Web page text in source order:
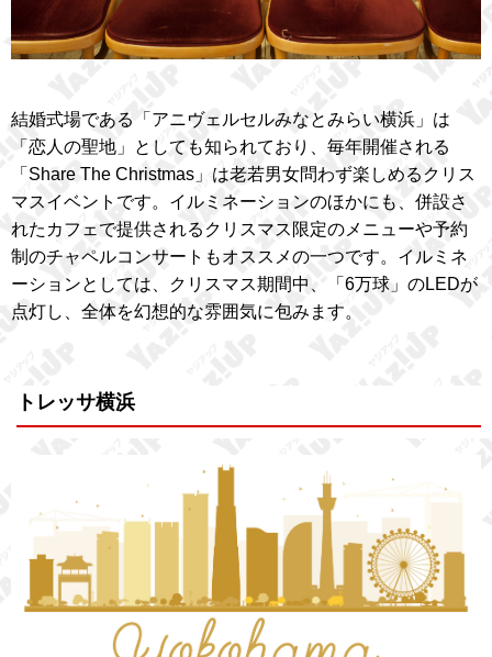
結婚式場である「アニヴェルセルみなとみらい横浜」は
「恋人の聖地」としても知られており、毎年開催される
「Share The Christmas」は老若男女問わず楽しめるクリス
マスイベントです。イルミネーションのほかにも、併設さ
れたカフェで提供されるクリスマス限定のメニューや予約
制のチャペルコンサートもオススメの一つです。イルミネ
ーションとしては、クリスマス期間中、「6万球」のLEDが
点灯し、全体を幻想的な雰囲気に包みます。
トレッサ横浜